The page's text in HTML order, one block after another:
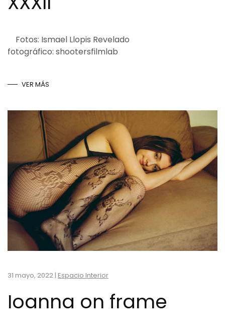
Fotos: Ismael Llopis Revelado
fotográfico: shootersfilmlab
VER MÁS
31 mayo, 2022 | Espacio Interior
Ioanna on frame